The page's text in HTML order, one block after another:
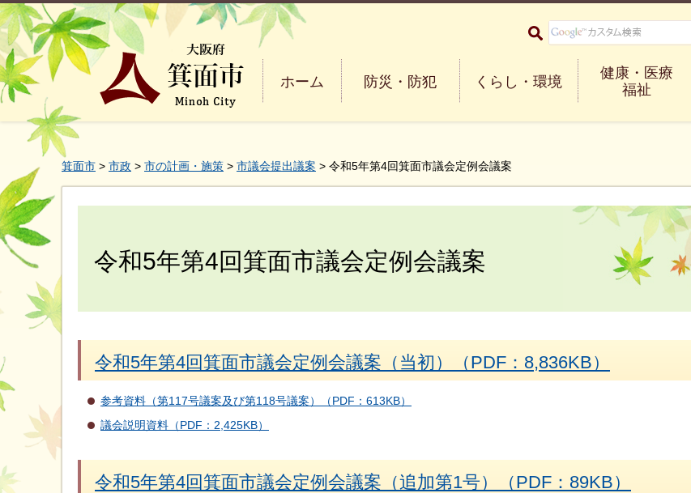
大阪府箕面市 Minoh City
ホーム 防災・防犯 くらし・環境
健康・医療
福祉
箕面市 > 市政 > 市の計画・施策 > 市議会提出議案 > 令和5年第4回箕面市議会定例会議案
令和5年第4回箕面市議会定例会議案
令和5年第4回箕面市議会定例会議案（当初）（PDF：8,836KB）
参考資料（第117号議案及び第118号議案）（PDF：613KB）
議会説明資料（PDF：2,425KB）
令和5年第4回箕面市議会定例会議案（追加第1号）（PDF：89KB）